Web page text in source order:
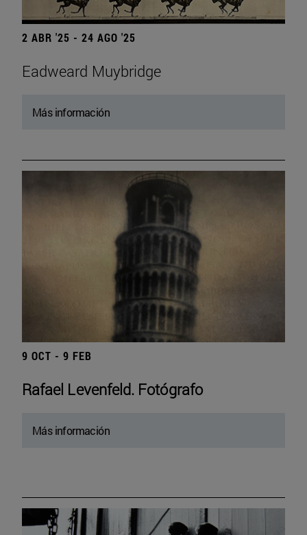
2 ABR '25 - 24 AGO '25
Eadweard Muybridge
Más información
9 OCT - 9 FEB
Rafael Levenfeld. Fotógrafo
Más información